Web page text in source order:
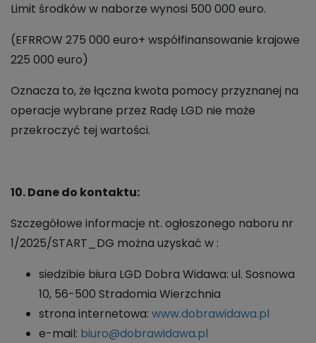
Limit środków w naborze wynosi 500 000 euro.
(EFRROW 275 000 euro+ współfinansowanie krajowe
225 000 euro)
Oznacza to, że łączna kwota pomocy przyznanej na
operacje wybrane przez Radę LGD nie może
przekroczyć tej wartości.
10. Dane do kontaktu:
Szczegółowe informacje nt. ogłoszonego naboru nr
1/2025/START_DG można uzyskać w :
siedzibie biura LGD Dobra Widawa: ul. Sosnowa
10, 56-500 Stradomia Wierzchnia
strona internetowa: www.dobrawidawa.pl
e-mail: biuro@dobrawidawa.pl